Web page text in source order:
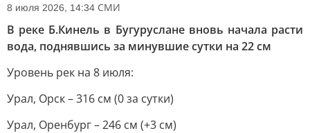
8 июля 2026, 14:34 СМИ
В реке Б.Кинель в Бугуруслане вновь начала расти
вода, поднявшись за минувшие сутки на 22 см
Уровень рек на 8 июля:
Урал, Орск – 316 см (0 за сутки)
Урал, Оренбург – 246 см (+3 см)